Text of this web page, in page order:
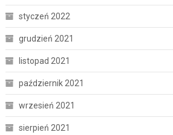
styczeń 2022
grudzień 2021
listopad 2021
październik 2021
wrzesień 2021
sierpień 2021